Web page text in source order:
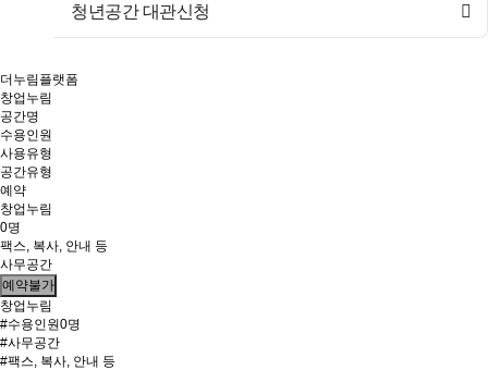
청년공간 대관신청
더누림플랫폼
창업누림
공간명
수용인원
사용유형
공간유형
예약
창업누림
0명
팩스, 복사, 안내 등
사무공간
예약불가
창업누림
#수용인원0명
#사무공간
#팩스, 복사, 안내 등